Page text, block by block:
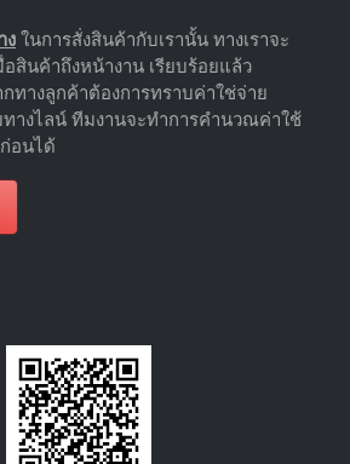
ง ในการสั่งสินค้ากับเรานั้น ทางเราจะ
อสินค้าถึงหน้างาน เรียบร้อยแล้ว
ทางลูกค้าต้องการทราบค่าใช่จ่าย
างไลน์ ทีมงานจะทำการคำนวณค่าใช้
อนได้